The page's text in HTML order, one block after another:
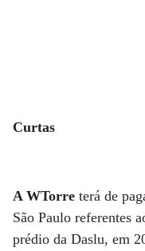
Curtas
A WTorre terá de
São Paulo referentes
prédio da Daslu, em